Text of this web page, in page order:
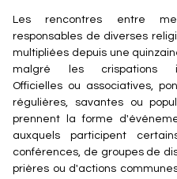
Les rencontres entre
responsables de diverses
multipliées depuis une
malgré les crispations
Officielles ou associatives,
régulières, savantes ou
prennent la forme
auxquels participent
conférences, de groupes de
prières ou d'actions